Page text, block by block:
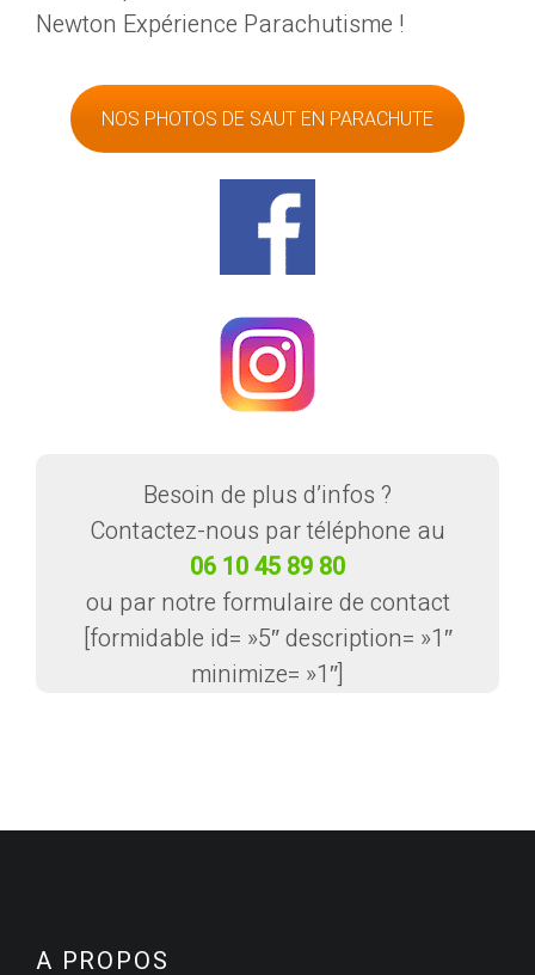
Newton Expérience Parachutisme !
NOS PHOTOS DE SAUT EN PARACHUTE
Besoin de plus d’infos ?
Contactez-nous par téléphone au
06 10 45 89 80
ou par notre formulaire de contact
[formidable id= »5″ description= »1″
minimize= »1″]
A PROPOS